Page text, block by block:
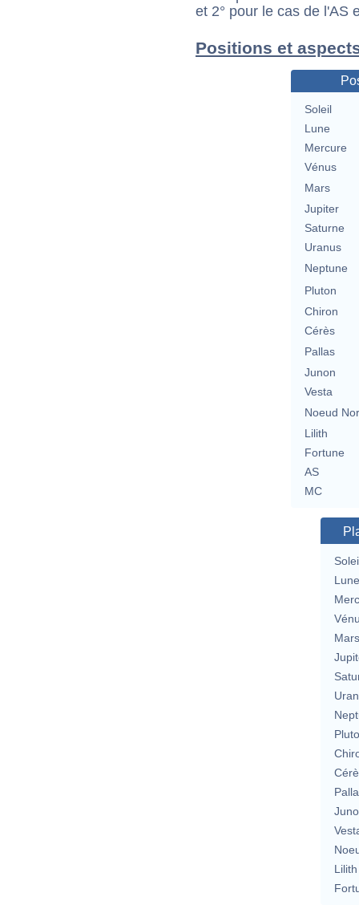
et 2° pour le cas de l'AS
Positions et
Soleil
Lune
Mercure
Vénus
Mars
Jupiter
Saturne
Uranus
Neptune
Pluton
Chiron
Cérès
Pallas
Junon
Vesta
Noeud
Lilith
Fortune
AS
MC
Lune
Mars
Lilith